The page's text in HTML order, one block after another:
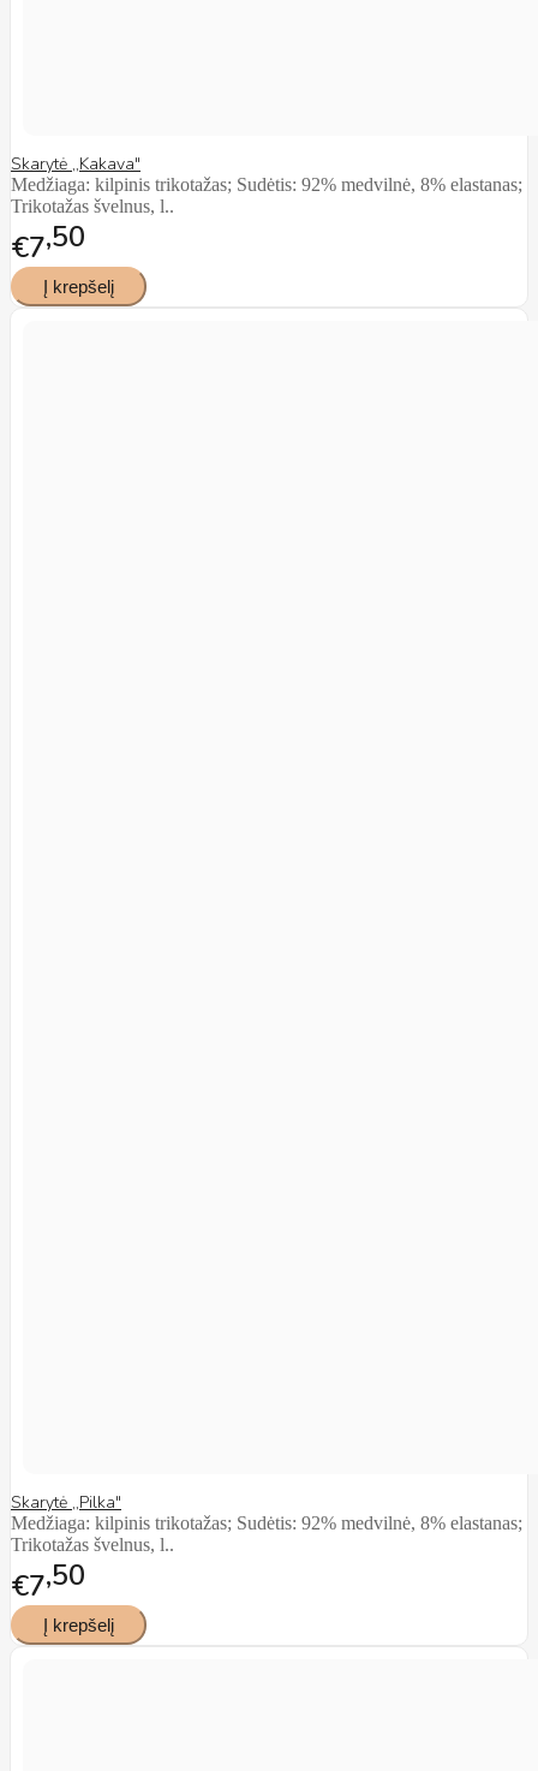
Skarytė ,,Kakava"
Medžiaga: kilpinis trikotažas; Sudėtis: 92% medvilnė, 8% elastanas;
Trikotažas švelnus, l..
€7 50
Skarytė ,,Pilka"
Medžiaga: kilpinis trikotažas; Sudėtis: 92% medvilnė, 8% elastanas;
Trikotažas švelnus, l..
€7 50